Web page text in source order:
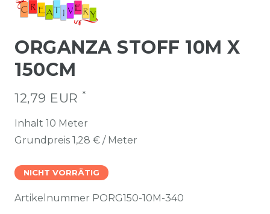
ORGANZA STOFF 10M X
150CM
12,79 EUR *
Inhalt 10 Meter
Grundpreis 1,28 € / Meter
NICHT VORRÄTIG
Artikelnummer PORG150-10M-340